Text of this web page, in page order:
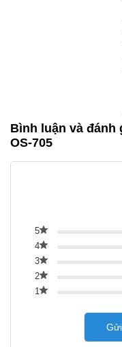
Bình luận và đánh
OS-705
5
4
3
2
1